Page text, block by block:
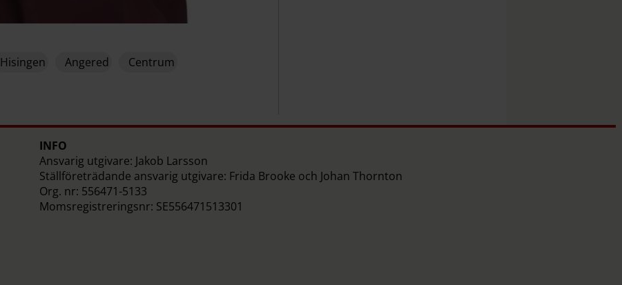
Hisingen Angered Centrum
INFO
Ansvarig utgivare: Jakob Larsson
Ställföreträdande ansvarig utgivare: Frida Brooke och Johan Thornton
Org. nr: 556471-5133
Momsregistreringsnr: SE556471513301